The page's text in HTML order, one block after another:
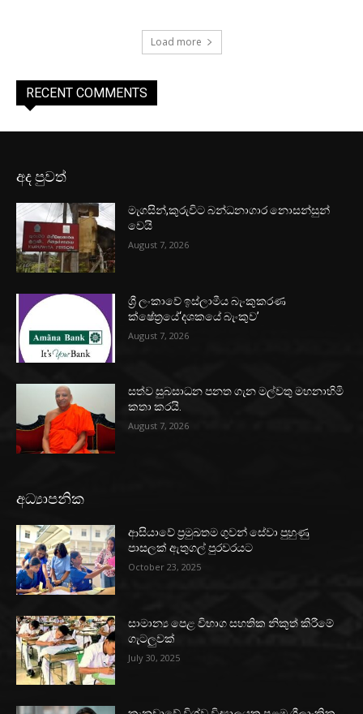
Load more
RECENT COMMENTS
අද පුවත්
මැගසින්,කුරුවිට බන්ධනාගාර නොසන්සුන්
වෙයි
August 7, 2026
ශ්‍රී ලංකාවේ ඉස්ලාමීය බැංකුකරණ
ක්ෂේත්‍රයේ‘දශකයේ බැංකුව’
August 7, 2026
සත්ව සුබසාධන පනත ගැන මල්වතු මහනාහිමි
කතා කරයි.
August 7, 2026
අධ්‍යාපනික
ආසියාවේ ප්‍රමුඛතම ගුවන් සේවා පුහුණු
පාසලක් ඇතුගල් පුරවරයට
October 23, 2025
සාමාන්‍ය පෙළ විභාග සහතික නිකුත් කිරීමේ
ගැටලුවක්
July 30, 2025